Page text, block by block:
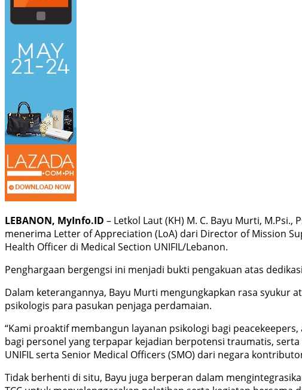
LEBANON, MyInfo.ID – Letkol Laut (KH) M. C. Bayu Murti,
menerima Letter of Appreciation (LoA) dari Director of Mission
Health Officer di Medical Section UNIFIL/Lebanon.
Penghargaan bergengsi ini menjadi bukti pengakuan atas
Dalam keterangannya, Bayu Murti mengungkapkan rasa syukur
psikologis para pasukan penjaga perdamaian.
“Kami proaktif membangun layanan psikologi bagi
bagi personel yang terpapar kejadian berpotensi traumatis,
UNIFIL serta Senior Medical Officers (SMO) dari negara
Tidak berhenti di situ, Bayu juga berperan dalam